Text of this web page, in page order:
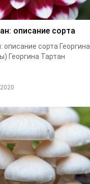
описание сорта
описание сорта Георгина
Георгина Тартан